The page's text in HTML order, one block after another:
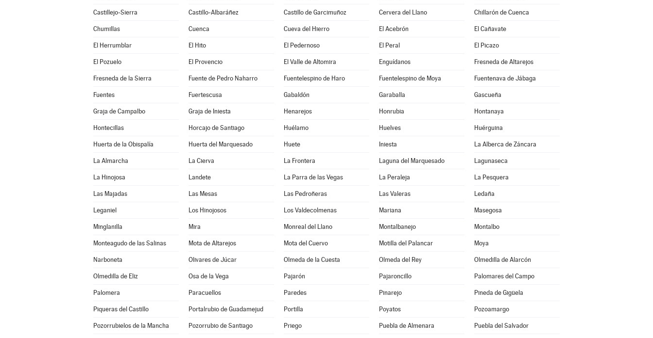
Castillejo-Sierra Castillo-Albaráñez Castillo de Garcimuñoz Cervera del Llano Chillarón de Cuenca
Chumillas Cuenca Cueva del Hierro El Acebrón El Cañavate
El Herrumblar El Hito El Pedernoso El Peral El Picazo
El Pozuelo El Provencio El Valle de Altomira Enguídanos Fresneda de Altarejos
Fresneda de la Sierra Fuente de Pedro Naharro Fuentelespino de Haro Fuentelespino de Moya Fuentenava de Jábaga
Fuentes Fuertescusa Gabaldón Garaballa Gascueña
Graja de Campalbo Graja de Iniesta Henarejos Honrubia Hontanaya
Hontecillas Horcajo de Santiago Huélamo Huelves Huérguina
Huerta de la Obispalía Huerta del Marquesado Huete Iniesta La Alberca de Záncara
La Almarcha La Cierva La Frontera Laguna del Marquesado Lagunaseca
La Hinojosa Landete La Parra de las Vegas La Peraleja La Pesquera
Las Majadas Las Mesas Las Pedroñeras Las Valeras Ledaña
Leganiel Los Hinojosos Los Valdecolmenas Mariana Masegosa
Minglanilla Mira Monreal del Llano Montalbanejo Montalbo
Monteagudo de las Salinas Mota de Altarejos Mota del Cuervo Motilla del Palancar Moya
Narboneta Olivares de Júcar Olmeda de la Cuesta Olmeda del Rey Olmedilla de Alarcón
Olmedilla de Eliz Osa de la Vega Pajarón Pajaroncillo Palomares del Campo
Palomera Paracuellos Paredes Pinarejo Pineda de Gigüela
Piqueras del Castillo Portalrubio de Guadamejud Portilla Poyatos Pozoamargo
Pozorrubielos de la Mancha Pozorrubio de Santiago Priego Puebla de Almenara Puebla del Salvador